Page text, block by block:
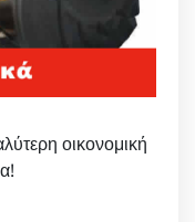
οικονομική